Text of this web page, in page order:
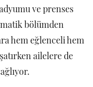
ve prenses
bölümden
hem eğlenceli hem
ailelere de